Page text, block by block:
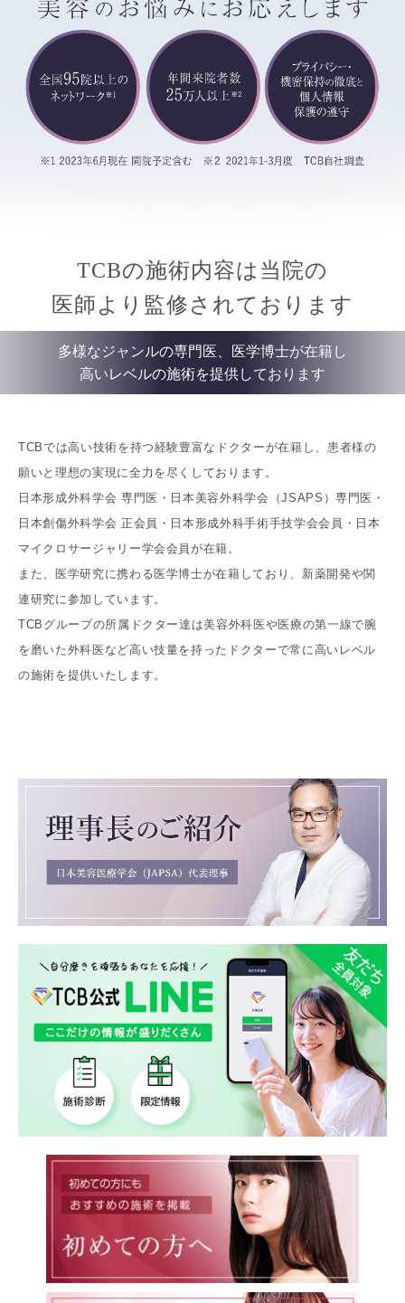
TCBの施術内容は当院の
医師より監修されております
多様なジャンルの専門医、医学博士が在籍し
高いレベルの施術を提供しております
TCBでは高い技術を持つ経験豊富なドクターが在籍し、患者様の
願いと理想の実現に全力を尽くしております。
日本形成外科学会 専門医・日本美容外科学会（JSAPS）専門医・
日本創傷外科学会 正会員・日本形成外科手術手技学会会員・日本
マイクロサージャリー学会会員が在籍。
また、医学研究に携わる医学博士が在籍しており、新薬開発や関
連研究に参加しています。
TCBグループの所属ドクター達は美容外科医や医療の第一線で腕
を磨いた外科医など高い技量を持ったドクターで常に高いレベル
の施術を提供いたします。